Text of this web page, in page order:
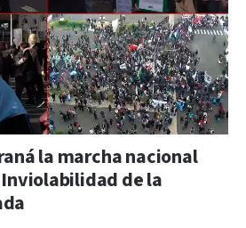
la marcha nacional
de la